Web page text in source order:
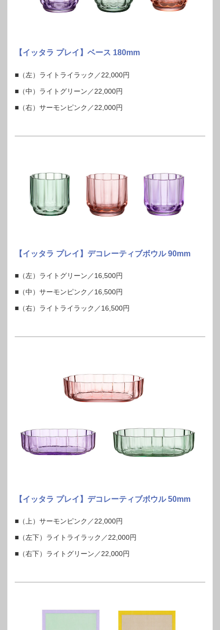
【イッタラ プレイ】ベース 180mm
■（左）ライトライラック／22,000円
■（中）ライトグリーン／22,000円
■（右）サーモンピンク／22,000円
【イッタラ プレイ】デコレーティブボウル 90mm
■（左）ライトグリーン／16,500円
■（中）サーモンピンク／16,500円
■（右）ライトライラック／16,500円
【イッタラ プレイ】デコレーティブボウル 50mm
■（上）サーモンピンク／22,000円
■（左下）ライトライラック／22,000円
■（右下）ライトグリーン／22,000円